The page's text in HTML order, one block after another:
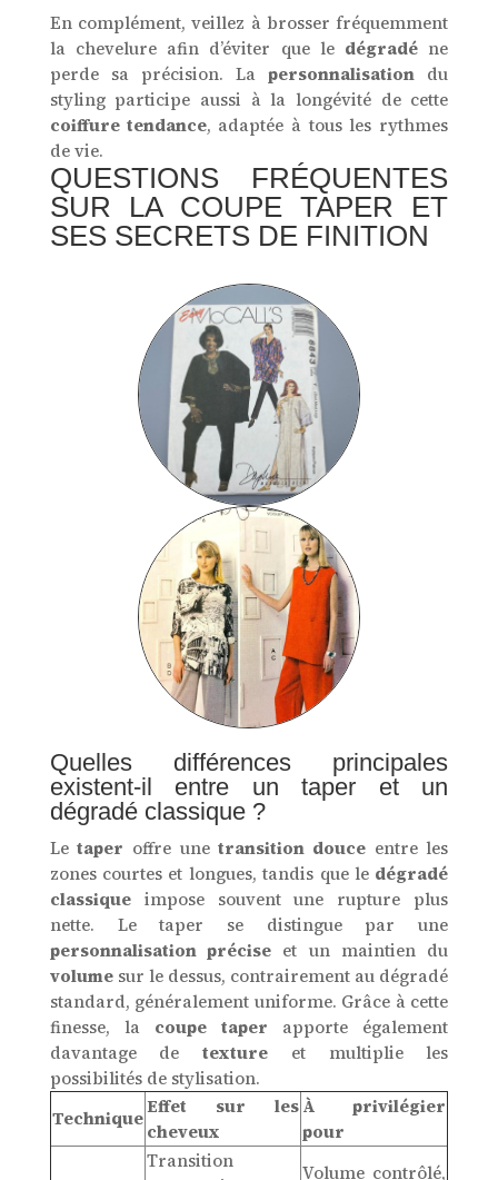
En complément, veillez à brosser fréquemment
la chevelure afin d’éviter que le dégradé ne
perde sa précision. Lapersonnalisation du
styling participe aussi à la longévité de cette
coiffure tendance, adaptée à tous les rythmes
de vie.
QUESTIONS FRÉQUENTES
SUR LA COUPE TAPER ET
SES SECRETS DE FINITION
Quelles différences principales
existent-il entre un taper et un
dégradé classique ?
Letaper offre unetransition douceentre les
zones courtes et longues, tandis que le dégradé
classiqueimpose souvent une rupture plus
nette. Le taper se distingue par une
personnalisation précise et un maintien du
volumesur le dessus, contrairement au dégradé
standard, généralement uniforme. Grâce à cette
finesse, la coupe taper apporte également
davantage detexture et multiplie les
possibilités de stylisation.
Technique
Effet sur les
cheveux
À privilégier
pour
Transition
Volume contrôlé,